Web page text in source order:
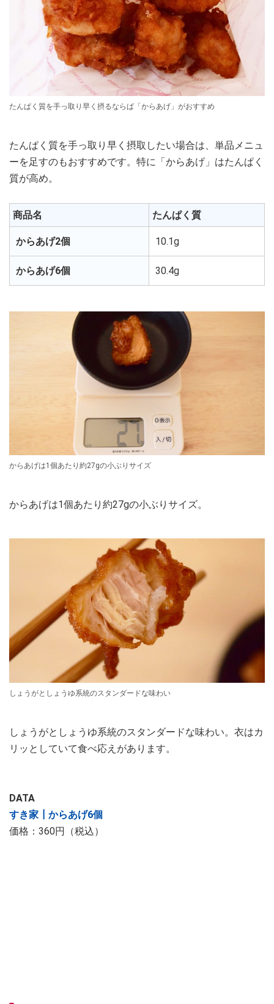
たんぱく質を手っ取り早く摂るならば「からあげ」がおすすめ
たんぱく質を手っ取り早く摂取したい場合は、単品メニュ
ーを足すのもおすすめです。特に「からあげ」はたんぱく
質が高め。
商品名 たんぱく質
からあげ2個 10.1g
からあげ6個 30.4g
からあげは1個あたり約27gの小ぶりサイズ
からあげは1個あたり約27gの小ぶりサイズ。
しょうがとしょうゆ系統のスタンダードな味わい
しょうがとしょうゆ系統のスタンダードな味わい。衣はカ
リッとしていて食べ応えがあります。
DATA
すき家┃からあげ6個
価格：360円（税込）